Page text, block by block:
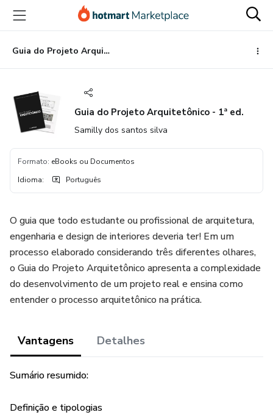
para
conteúdo
principal
para
pagamento
para
rodapé
Guia do Projeto Arquitetônico - 1ª ed.
Guia do Projeto Arquitetônico - 1ª ed.
Samilly dos santos silva
Formato: eBooks ou Documentos
Idioma: Português
O guia que todo estudante ou profissional de arquitetura,
engenharia e design de interiores deveria ter! Em um
processo elaborado considerando três diferentes olhares,
o Guia do Projeto Arquitetônico apresenta a complexidade
do desenvolvimento de um projeto real e ensina como
entender o processo arquitetônico na prática.
Vantagens Detalhes
Sumário resumido:
Definição e tipologias